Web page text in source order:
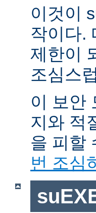
이것이
작이다.
제한이
조심스
이 보안
지와 적
을 피할
번 조심